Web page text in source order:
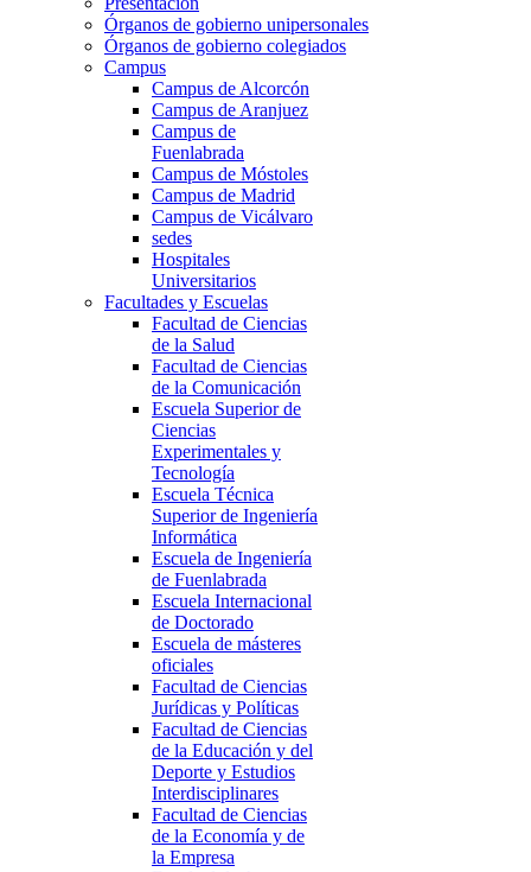
Órganos de gobierno unipersonales
Órganos de gobierno colegiados
Campus
Campus de Alcorcón
Campus de Aranjuez
Campus de
Fuenlabrada
Campus de Móstoles
Campus de Madrid
Campus de Vicálvaro
sedes
Hospitales
Universitarios
Facultades y Escuelas
Facultad de Ciencias
de la Salud
Facultad de Ciencias
de la Comunicación
Escuela Superior de
Ciencias
Experimentales y
Tecnología
Escuela Técnica
Superior de Ingeniería
Informática
Escuela de Ingeniería
de Fuenlabrada
Escuela Internacional
de Doctorado
Escuela de másteres
oficiales
Facultad de Ciencias
Jurídicas y Políticas
Facultad de Ciencias
de la Educación y del
Deporte y Estudios
Interdisciplinares
Facultad de Ciencias
de la Economía y de
la Empresa